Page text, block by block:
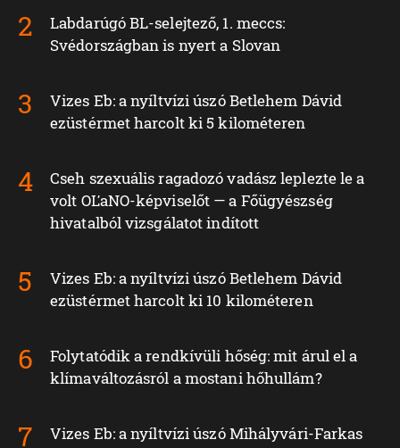
Labdarúgó BL-selejtező, 1. meccs:
Svédországban is nyert a Slovan
Vizes Eb: a nyíltvízi úszó Betlehem Dávid
ezüstérmet harcolt ki 5 kilométeren
Cseh szexuális ragadozó vadász leplezte le a
volt OĽaNO-képviselőt — a Főügyészség
hivatalból vizsgálatot indított
Vizes Eb: a nyíltvízi úszó Betlehem Dávid
ezüstérmet harcolt ki 10 kilométeren
Folytatódik a rendkívüli hőség: mit árul el a
klímaváltozásról a mostani hőhullám?
Vizes Eb: a nyíltvízi úszó Mihályvári-Farkas